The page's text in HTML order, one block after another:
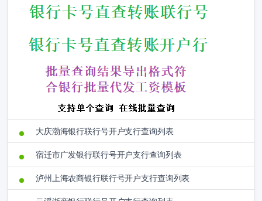
大庆渤海银行联行号开户支行查询列表
宿迁市广发银行联行号开户支行查询列表
泸州上海农商银行联行号开户支行查询列表